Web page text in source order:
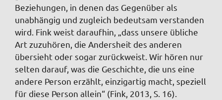
Beziehungen, in denen das Gegenüber als
unabhängig und zugleich bedeutsam verstanden
wird. Fink weist daraufhin, „dass unsere übliche
Art zuzuhören, die Andersheit des anderen
übersieht oder sogar zurückweist. Wir hören nur
selten darauf, was die Geschichte, die uns eine
andere Person erzählt, einzigartig macht, speziell
für diese Person allein“ (Fink, 2013, S. 16).